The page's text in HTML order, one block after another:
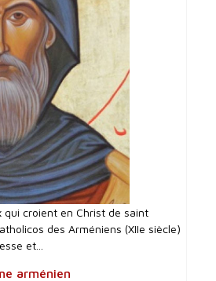
qui croient en Christ de saint
des Arméniens (XIIe siècle)
et...
arménien